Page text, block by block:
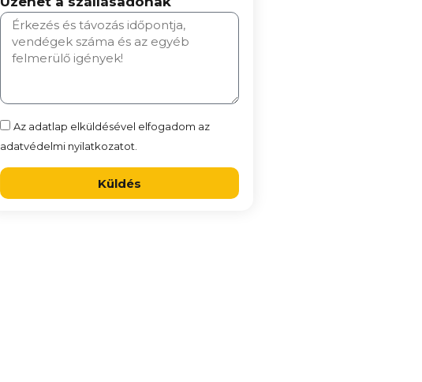
Az adatlap elküldésével elfogadom az
adatvédelmi nyilatkozatot.
Küldés